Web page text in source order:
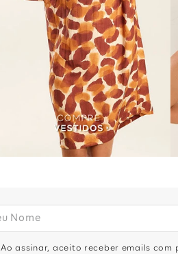
Ao assinar, aceito receber emails com